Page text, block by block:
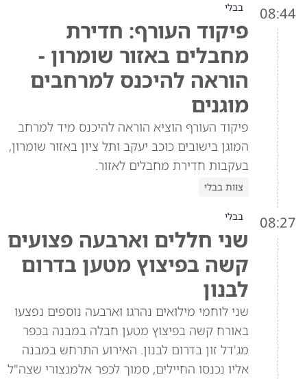
08:44 בבלי
פיקוד העורף: חדירת
מחבלים באזור שומרון -
הוראה להיכנס למרחבים
מוגנים
פיקוד העורף הוציא הוראה להיכנס מיד למרחב
המוגן בישובים כוכב יעקב ותל ציון באזור שומרון,
בעקבות חדירת מחבלים לאזור.
צוות בבלי
08:27 בבלי
שני חללים וארבעה פצועים
קשה בפיצוץ מטען בדרום
לבנון
שני לוחמי מילואים נהרגו וארבעה נוספים נפצעו
באורח קשה בפיצוץ מטען חבלה במבנה בכפר
מג'דל זון בדרום לבנון. האירוע התרחש במבנה
אליו נכנסו החיילים, סמוך לכפר אלמנצורי שצה"ל